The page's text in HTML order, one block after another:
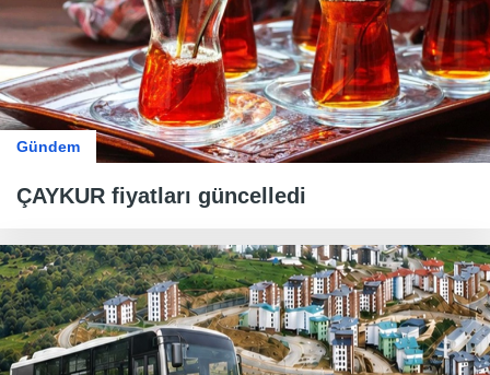
Gündem
ÇAYKUR fiyatları güncelledi